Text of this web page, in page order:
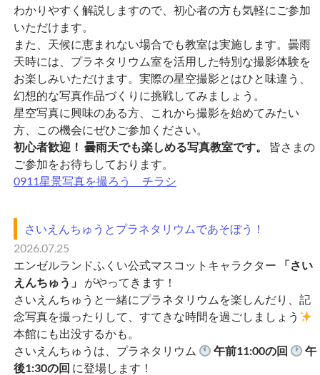
わかりやすく解説しますので、初心者の方も気軽にご参加
いただけます。
また、天候に恵まれない場合でも教室は実施します。曇雨
天時には、プラネタリウム室を活用した特別な撮影体験を
お楽しみいただけます。実際の星空撮影とはひと味違う、
幻想的な写真作品づくりに挑戦してみましょう。
星空写真に興味のある方、これから撮影を始めてみたい
方、この機会にぜひご参加ください。
初心者歓迎！ 曇雨天でも楽しめる写真教室です。
皆さまの
ご参加をお待ちしております。
0911星景写真を撮ろう チラシ
さいえんちゅうとプラネタリウムであそぼう！
2026.07.25
エンゼルランドふくい公式マスコットキャラクター
「さい
えんちゅう」
がやってきます！
さいえんちゅうと一緒にプラネタリウムを楽しんだり、記
念写真を撮ったりして、すてきな時間を過ごしましょう
本館にも出没するかも。
さいえんちゅうは、プラネタリウム
午前11:00の回
午
後1:30の回 に登場します！